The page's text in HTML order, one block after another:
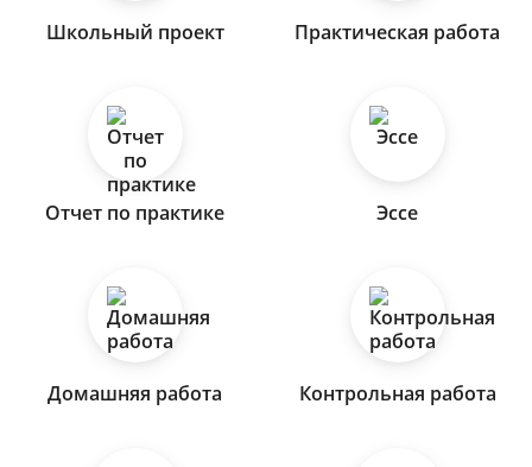
Школьный проект Практическая работа
Отчет по практике Эссе
Домашняя работа Контрольная работа